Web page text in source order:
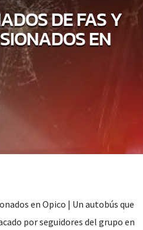
DE FAS Y
EN
en Opico | Un autobús que
por seguidores del grupo en